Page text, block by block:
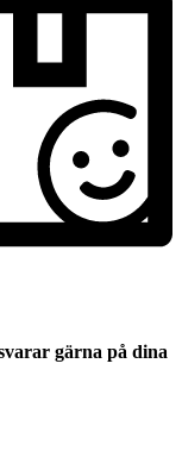
gärna på dina